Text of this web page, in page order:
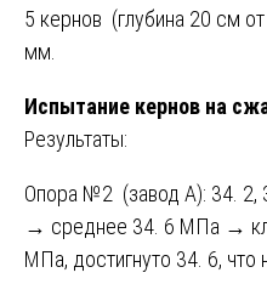
5 кернов (глубина 20 см
мм.
Испытание кернов на
Результаты:
Опора №2 (завод А): 34. 2,
→ среднее 34. 6 МПа →
МПа, достигнуто 34. 6, что